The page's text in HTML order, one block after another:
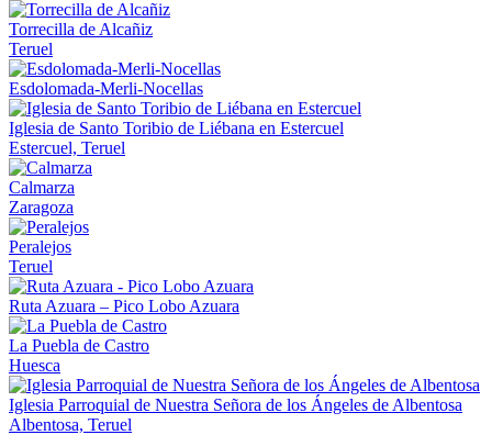
Torrecilla de Alcañiz
Teruel
Esdolomada-Merli-Nocellas
Iglesia de Santo Toribio de Liébana en Estercuel
Estercuel, Teruel
Calmarza
Zaragoza
Peralejos
Teruel
Ruta Azuara – Pico Lobo Azuara
La Puebla de Castro
Huesca
Iglesia Parroquial de Nuestra Señora de los Ángeles de Albentosa
Albentosa, Teruel